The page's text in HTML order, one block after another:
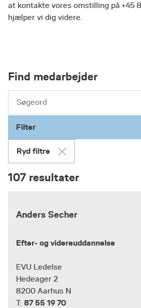
at kontakte vores omstilling på +45
hjælper vi dig videre.
Find medarbejder
Filter
Ryd filtre
107 resultater
Anders Secher
Efter- og videreuddannelse
EVU Ledelse
Hedeager 2
8200 Aarhus N
T: 87 55 19 70